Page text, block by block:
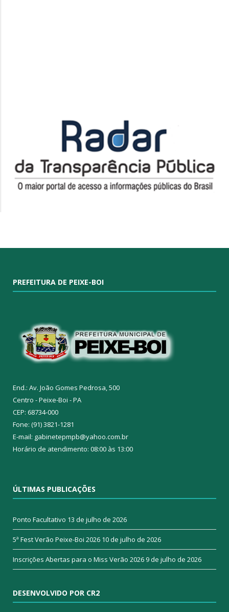
PREFEITURA DE PEIXE-BOI
End.: Av. João Gomes Pedrosa, 500
Centro - Peixe-Boi - PA
CEP: 68734-000
Fone: (91) 3821-1281
E-mail: gabinetepmpb@yahoo.com.br
Horário de atendimento: 08:00 às 13:00
ÚLTIMAS PUBLICAÇÕES
Ponto Facultativo 13 de julho de 2026
5ª Fest Verão Peixe-Boi 2026 10 de julho de 2026
Inscrições Abertas para o Miss Verão 20269 de julho de 2026
DESENVOLVIDO POR CR2